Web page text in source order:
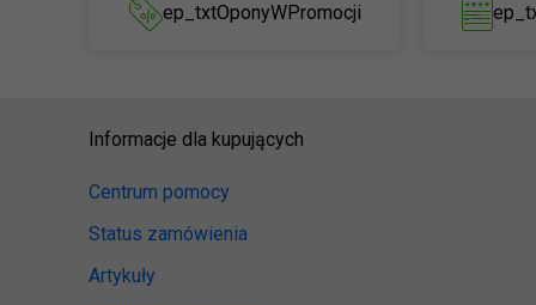
ep_txtOponyWPromocji
Informacje dla kupujących
Centrum pomocy
Status zamówienia
Artykuły